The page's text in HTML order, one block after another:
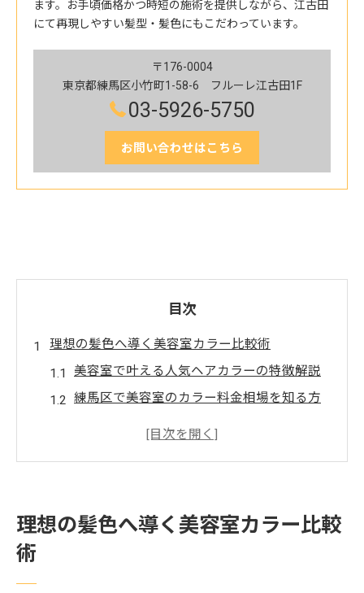
ます。お手頃価格かつ時短の施術を提供しながら、江古田
にて再現しやすい髪型・髪色にもこだわっています。
〒176-0004
東京都練馬区小竹町1-58-6 フルーレ江古田1F
03-5926-5750
お問い合わせはこちら
目次
理想の髪色へ導く美容室カラー比較術
美容室で叶える人気ヘアカラーの特徴解説
練馬区で美容室のカラー料金相場を知る方
美容室のカラー施術で重要なダメージケア
理想の髪色へ導く美容室カラー比較
術